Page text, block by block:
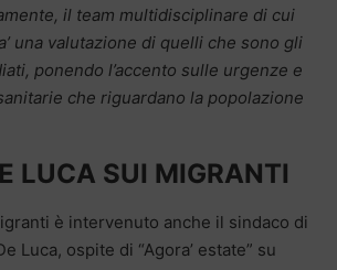
il team multidisciplinare di cui
una valutazione di quelli che sono gli
ponendo l’accento sulle urgenze e
che riguardano la popolazione
LUCA SUI MIGRANTI
è intervenuto anche il sindaco di
Luca, ospite di “Agora’ estate” su